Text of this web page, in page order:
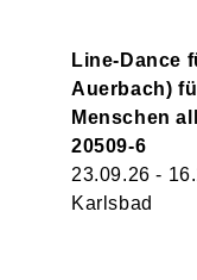
Line-Dance
Auerbach)
Menschen
20509-6
23.09.26 -
Karlsbad